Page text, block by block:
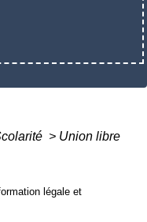
> Union libre
légale et